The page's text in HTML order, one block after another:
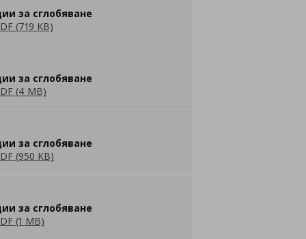
за сглобяване
(719 KB)
за сглобяване
(4 MB)
за сглобяване
(950 KB)
за сглобяване
(1 MB)